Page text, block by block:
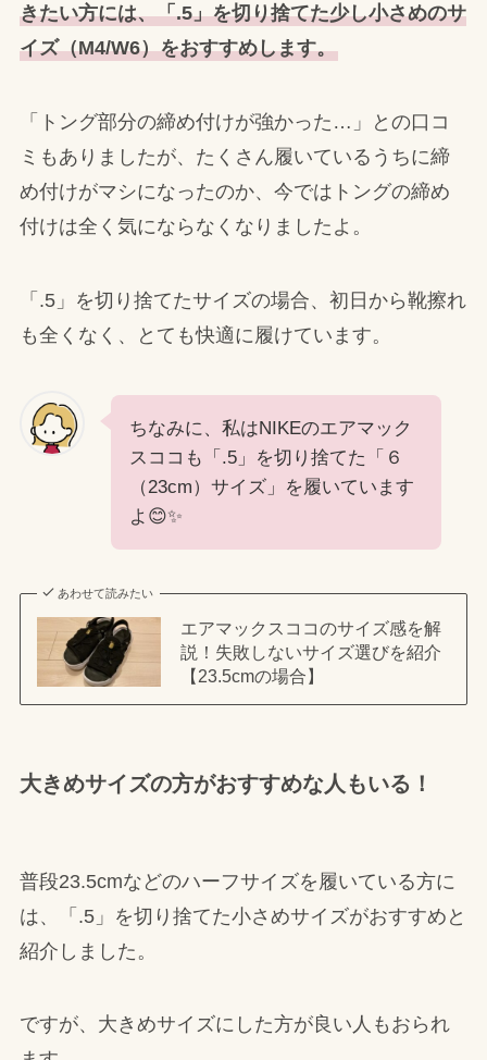
きたい方には、「.5」を切り捨てた少し小さめのサ
イズ（M4/W6）をおすすめします。
「トング部分の締め付けが強かった…」との口コ
ミもありましたが、たくさん履いているうちに締
め付けがマシになったのか、今ではトングの締め
付けは全く気にならなくなりましたよ。
「.5」を切り捨てたサイズの場合、初日から靴擦れ
も全くなく、とても快適に履けています。
ちなみに、私はNIKEのエアマック
スココも「.5」を切り捨てた「６
（23cm）サイズ」を履いています
よ😊✨
あわせて読みたい
エアマックスココのサイズ感を解
説！失敗しないサイズ選びを紹介
【23.5cmの場合】
大きめサイズの方がおすすめな人もいる！
普段23.5cmなどのハーフサイズを履いている方に
は、「.5」を切り捨てた小さめサイズがおすすめと
紹介しました。
ですが、大きめサイズにした方が良い人もおられ